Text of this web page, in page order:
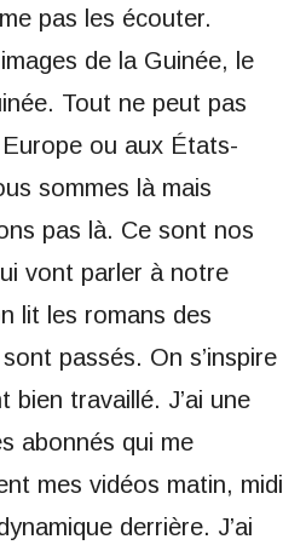
pas les écouter.
de la Guinée, le
Tout ne peut pas
ou aux États-
sommes là mais
pas là. Ce sont nos
vont parler à notre
lit les romans des
passés. On s’inspire
bien travaillé. J’ai une
abonnés qui me
mes vidéos matin, midi
derrière. J’ai